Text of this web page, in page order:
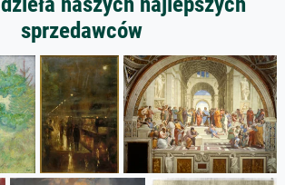
sprzedawców